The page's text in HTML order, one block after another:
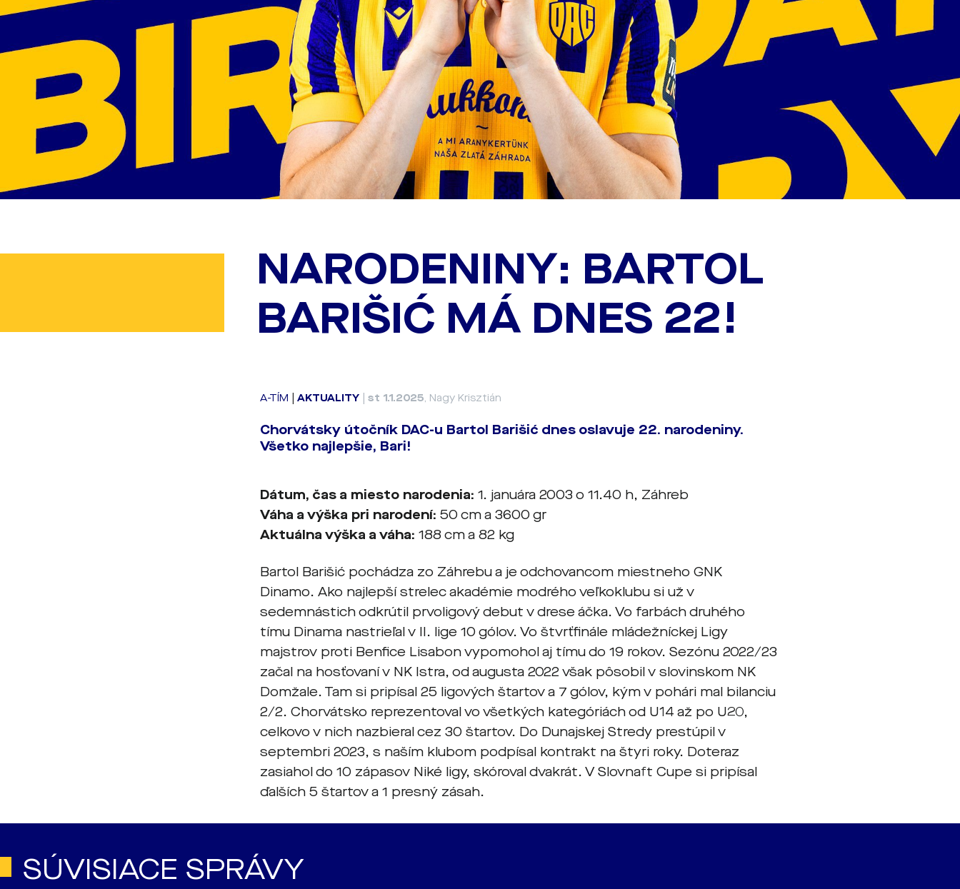
NARODENINY: BARTOL
BARIŠIĆ MÁ DNES 22!
A-TÍM |AKTUALITY |st 1.1.2025, Nagy Krisztián
Chorvátsky útočník DAC-u Bartol Barišić dnes oslavuje 22. narodeniny.
Všetko najlepšie, Bari!
Dátum, čas a miesto narodenia: 1. januára 2003 o 11.40 h, Záhreb
Váha a výška pri narodení: 50 cm a 3600 gr
Aktuálna výška a váha: 188 cm a 82 kg
Bartol Barišić pochádza zo Záhrebu a je odchovancom miestneho GNK
Dinamo. Ako najlepší strelec akadémie modrého veľkoklubu si už v
sedemnástich odkrútil prvoligový debut v drese áčka. Vo farbách druhého
tímu Dinama nastrieľal v II. lige 10 gólov. Vo štvrťfinále mládežníckej Ligy
majstrov proti Benfice Lisabon vypomohol aj tímu do 19 rokov. Sezónu 2022/23
začal na hosťovaní v NK Istra, od augusta 2022 však pôsobil v slovinskom NK
Domžale. Tam si pripísal 25 ligových štartov a 7 gólov, kým v pohári mal bilanciu
2/2. Chorvátsko reprezentoval vo všetkých kategóriách od U14 až po U20,
celkovo v nich nazbieral cez 30 štartov. Do Dunajskej Stredy prestúpil v
septembri 2023, s naším klubom podpísal kontrakt na štyri roky. Doteraz
zasiahol do 10 zápasov Niké ligy, skóroval dvakrát. V Slovnaft Cupe si pripísal
ďalších 5 štartov a 1 presný zásah.
SÚVISIACE SPRÁVY